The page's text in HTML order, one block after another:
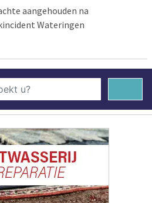
aangehouden na
Wateringen